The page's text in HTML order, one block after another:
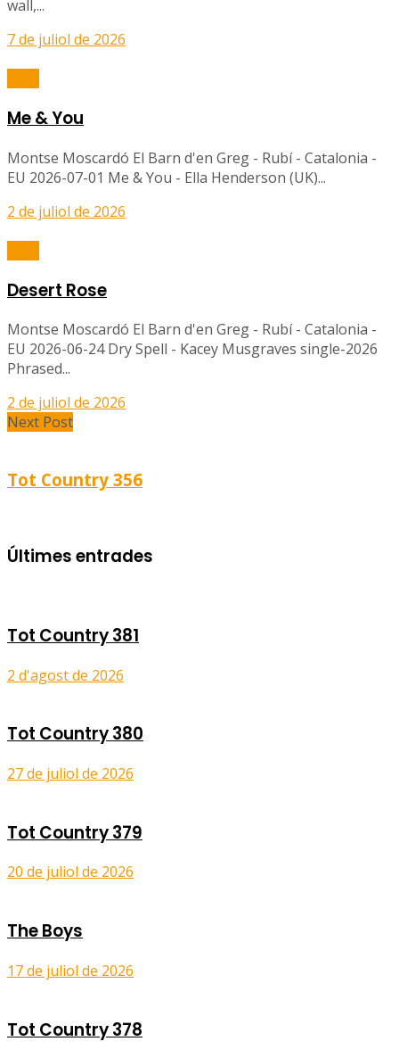
wall,...
7 de juliol de 2026
Me & You
Montse Moscardó El Barn d'en Greg - Rubí - Catalonia -
EU 2026-07-01 Me & You - Ella Henderson (UK)...
2 de juliol de 2026
Desert Rose
Montse Moscardó El Barn d'en Greg - Rubí - Catalonia -
EU 2026-06-24 Dry Spell - Kacey Musgraves single-2026
Phrased...
2 de juliol de 2026
Next Post
Tot Country 356
Últimes entrades
Tot Country 381
2 d'agost de 2026
Tot Country 380
27 de juliol de 2026
Tot Country 379
20 de juliol de 2026
The Boys
17 de juliol de 2026
Tot Country 378